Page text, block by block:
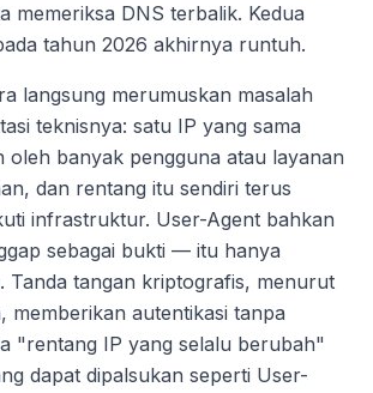
memeriksa DNS terbalik. Kedua
tahun 2026 akhirnya runtuh.
langsung merumuskan masalah
teknisnya: satu IP yang sama
oleh banyak pengguna atau layanan
dan rentang itu sendiri terus
infrastruktur. User-Agent bahkan
sebagai bukti — itu hanya
Tanda tangan kriptografis, menurut
memberikan autentikasi tanpa
"rentang IP yang selalu berubah"
dapat dipalsukan seperti User-